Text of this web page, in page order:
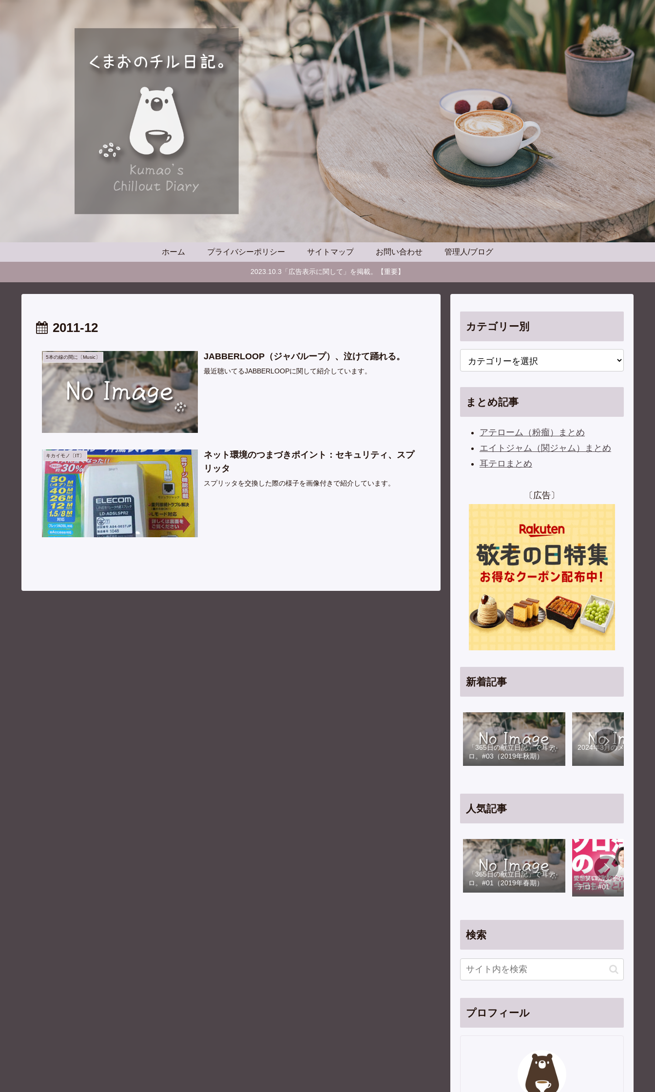
ホーム プライバシーポリシー サイトマップ お問い合わせ 管理人/ブログ
2023.10.3「広告表示に関して」を掲載。【重要】
2011-12
5本の線の間に〔Music〕 JABBERLOOP（ジャバループ）、泣けて踊れる。
最近聴いてるJABBERLOOPに関して紹介しています。
キカイモノ〔IT〕
ネット環境のつまづきポイント：セキュリティ、スプ
リッタ
スプリッタを交換した際の様子を画像付きで紹介しています。
カテゴリー別
まとめ記事
アテローム（粉瘤）まとめ
エイトジャム（関ジャム）まとめ
耳テロまとめ
〔広告〕
新着記事
「365日の献立日記」で耳テ
ロ。#03（2019年秋期）
2024年3月のメンテナン
人気記事
「365日の献立日記」で耳テ
ロ。#01（2019年春期）
「ソロ活女子のススメ」
テロ。#01
検索
プロフィール